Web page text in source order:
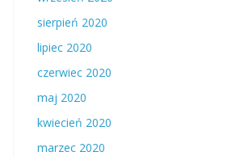
sierpień 2020
lipiec 2020
czerwiec 2020
maj 2020
kwiecień 2020
marzec 2020